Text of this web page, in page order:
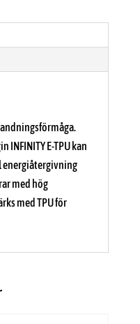
E-TPU kan
energiåtergivning
med hög
med TPU för